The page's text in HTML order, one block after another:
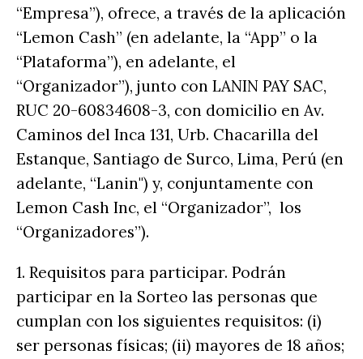
“Empresa”), ofrece, a través de la aplicación
“Lemon Cash” (en adelante, la “App” o la
“Plataforma”), en adelante, el
“Organizador”), junto con LANIN PAY SAC,
RUC 20-60834608-3, con domicilio en Av.
Caminos del Inca 131, Urb. Chacarilla del
Estanque, Santiago de Surco, Lima, Perú (en
adelante, “Lanin") y, conjuntamente con
Lemon Cash Inc, el “Organizador”, los
“Organizadores”).
1. Requisitos para participar. Podrán
participar en la Sorteo las personas que
cumplan con los siguientes requisitos: (i)
ser personas físicas; (ii) mayores de 18 años;